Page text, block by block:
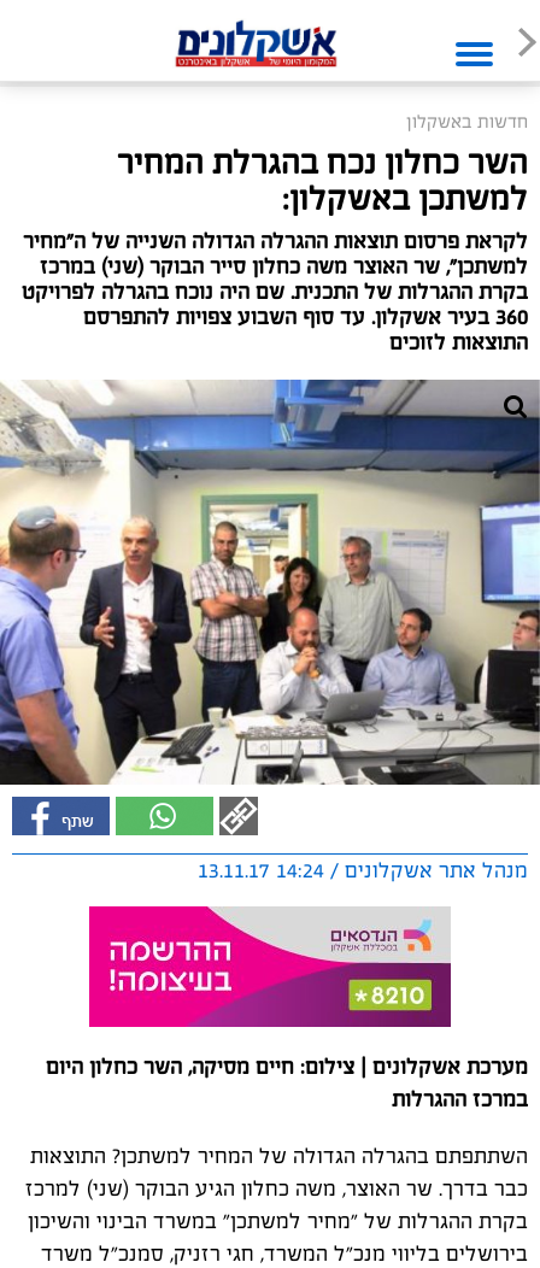
חדשות באשקלון
השר כחלון נכח בהגרלת המחיר
למשתכן באשקלון:
לקראת פרסום תוצאות ההגרלה הגדולה השנייה של ה"מחיר
למשתכן", שר האוצר משה כחלון סייר הבוקר (שני) במרכז
בקרת ההגרלות של התכנית. שם היה נוכח בהגרלה לפרויקט
360 בעיר אשקלון. עד סוף השבוע צפויות להתפרסם
התוצאות לזוכים
מנהל אתר אשקלונים / 14:24 13.11.17
מערכת אשקלונים | צילום: חיים מסיקה, השר כחלון היום
במרכז ההגרלות
השתתפתם בהגרלה הגדולה של המחיר למשתכן? התוצאות
כבר בדרך. שר האוצר, משה כחלון הגיע הבוקר (שני) למרכז
בקרת ההגרלות של "מחיר למשתכן" במשרד הבינוי והשיכון
בירושלים בליווי מנכ"ל המשרד, חגי רזניק, סמנכ"ל משרד